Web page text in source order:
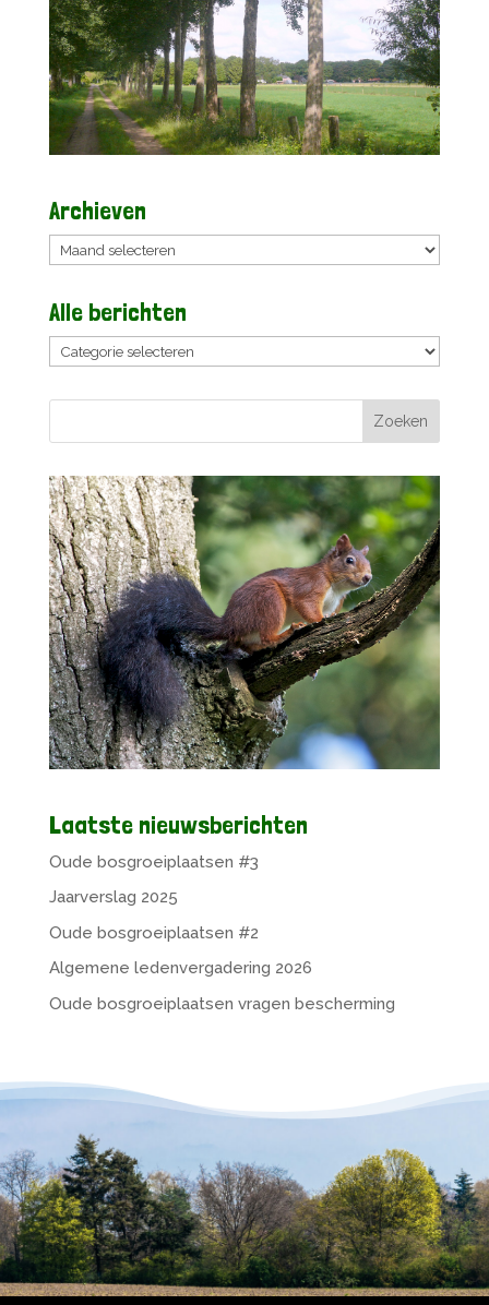
Archieven
Archieven
Alle berichten
Alle
Laatste nieuwsberichten
Oude bosgroeiplaatsen #3
Jaarverslag 2025
Oude bosgroeiplaatsen #2
Algemene ledenvergadering 2026
Oude bosgroeiplaatsen vragen bescherming